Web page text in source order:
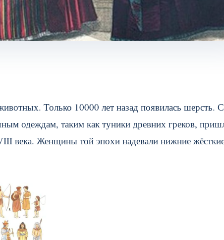
Только 10000 лет назад появилась шерсть.
одеждам, таким как туники древних греков,
века. Женщины той эпохи надевали нижние